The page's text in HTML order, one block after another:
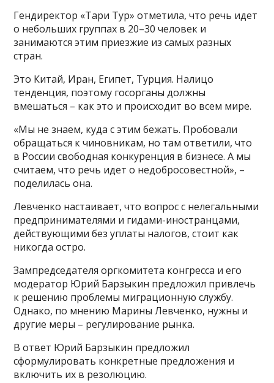
Гендиректор «Тари Тур» отметила, что речь идет
о небольших группах в 20–30 человек и
занимаются этим приезжие из самых разных
стран.
Это Китай, Иран, Египет, Турция. Налицо
тенденция, поэтому госорганы должны
вмешаться – как это и происходит во всем мире.
«Мы не знаем, куда с этим бежать. Пробовали
обращаться к чиновникам, но там ответили, что
в России свободная конкуренция в бизнесе. А мы
считаем, что речь идет о недобросовестной», –
поделилась она.
Левченко настаивает, что вопрос с нелегальными
предпринимателями и гидами-иностранцами,
действующими без уплаты налогов, стоит как
никогда остро.
Зампредседателя оргкомитета конгресса и его
модератор Юрий Барзыкин предложил привлечь
к решению проблемы миграционную службу.
Однако, по мнению Марины Левченко, нужны и
другие меры – регулирование рынка.
В ответ Юрий Барзыкин предложил
сформулировать конкретные предложения и
включить их в резолюцию.